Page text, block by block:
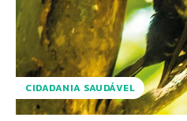
CIDADANIA SAUDÁVEL